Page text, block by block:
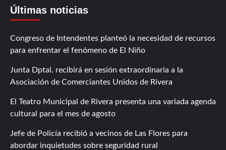
Últimas noticias
Congreso de Intendentes planteó la necesidad de recursos
para enfrentar el fenómeno de El Niño
Junta Dptal. recibirá en sesión extraordinaria a la
Asociación de Comerciantes Unidos de Rivera
El Teatro Municipal de Rivera presenta una variada agenda
cultural para el mes de agosto
Jefe de Policía recibió a vecinos de Las Flores para
abordar inquietudes sobre seguridad rural